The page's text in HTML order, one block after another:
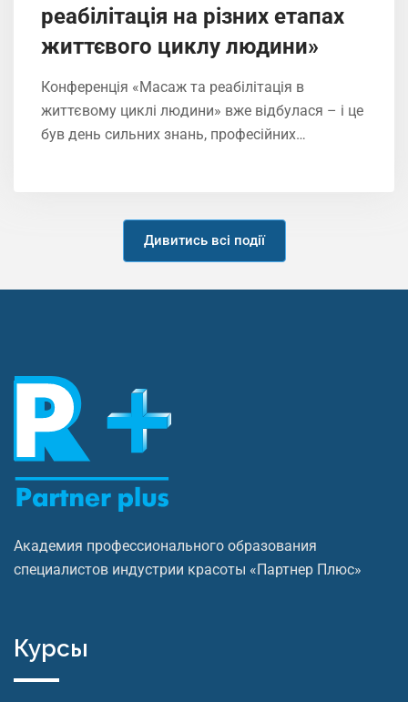
реабілітація на різних етапах
життєвого циклу людини»
Конференція «Масаж та реабілітація в
життєвому циклі людини» вже відбулася – і це
був день сильних знань, професійних…
Дивитись всі події
Академия профессионального образования
специалистов индустрии красоты «Партнер Плюс»
Курсы